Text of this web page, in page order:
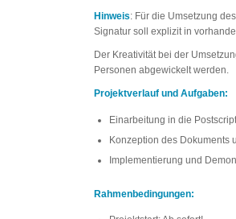
Hinweis: Für die Umsetzung
Signatur soll explizit in
Der Kreativität bei der
Personen abgewickelt werden.
Projektverlauf und Aufgaben:
Einarbeitung in die
Konzeption des Dokuments
Implementierung und
Rahmenbedingungen: